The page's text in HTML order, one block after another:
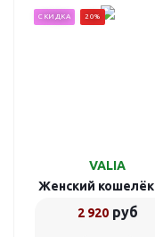
СКИДКА 20%
VALIA
Женский кошелёк
10916/6
2 920руб